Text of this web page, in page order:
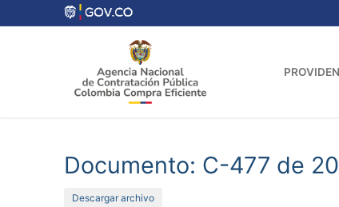
al
Documento: C-477 de
Descargar archivo